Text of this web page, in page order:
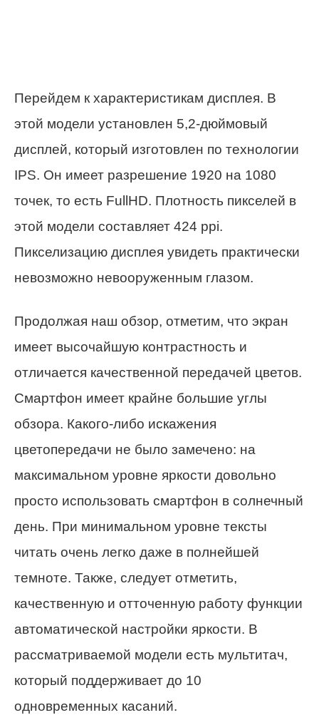
Перейдем к характеристикам дисплея. В
этой модели установлен 5,2-дюймовый
дисплей, который изготовлен по технологии
IPS. Он имеет разрешение 1920 на 1080
точек, то есть FullHD. Плотность пикселей в
этой модели составляет 424 ppi.
Пикселизацию дисплея увидеть практически
невозможно невооруженным глазом.
Продолжая наш обзор, отметим, что экран
имеет высочайшую контрастность и
отличается качественной передачей цветов.
Смартфон имеет крайне большие углы
обзора. Какого-либо искажения
цветопередачи не было замечено: на
максимальном уровне яркости довольно
просто использовать смартфон в солнечный
день. При минимальном уровне тексты
читать очень легко даже в полнейшей
темноте. Также, следует отметить,
качественную и отточенную работу функции
автоматической настройки яркости. В
рассматриваемой модели есть мультитач,
который поддерживает до 10
одновременных касаний.